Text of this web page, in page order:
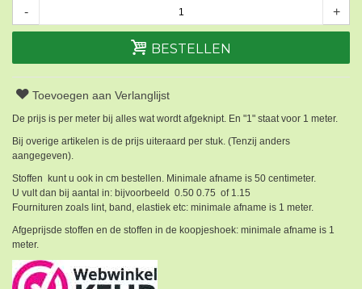
- +
BESTELLEN
Toevoegen aan Verlanglijst
De prijs is per meter bij alles wat wordt afgeknipt. En "1" staat voor 1 meter.
Bij overige artikelen is de prijs uiteraard per stuk. (Tenzij anders
aangegeven).
Stoffen kunt u ook in cm bestellen. Minimale afname is 50 centimeter.
U vult dan bij aantal in: bijvoorbeeld 0.50 0.75 of 1.15
Fournituren zoals lint, band, elastiek etc: minimale afname is 1 meter.
Afgeprijsde stoffen en de stoffen in de koopjeshoek: minimale afname is 1
meter.